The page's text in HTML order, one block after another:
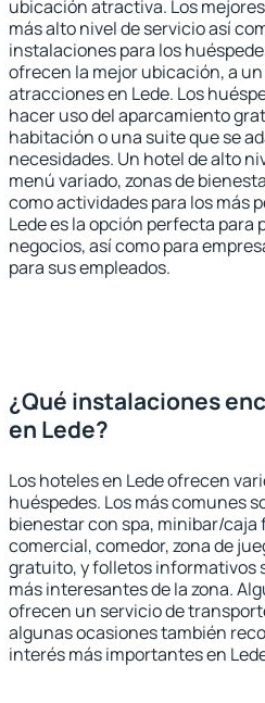
ubicación atractiva. Los
más alto nivel de servicio así
instalaciones para los
ofrecen la mejor ubicación, a
atracciones en Lede. Los
hacer uso del aparcamiento
habitación o una suite que se
necesidades. Un hotel de alto
menú variado, zonas de
como actividades para los más
Lede es la opción perfecta para
negocios, así como para
para sus empleados.
¿Qué instalaciones
en Lede?
Los hoteles en Lede ofrecen
huéspedes. Los más comunes
bienestar con spa, minibar/
comercial, comedor, zona de
gratuito, y folletos informativos
más interesantes de la zona.
ofrecen un servicio de
algunas ocasiones también
interés más importantes en